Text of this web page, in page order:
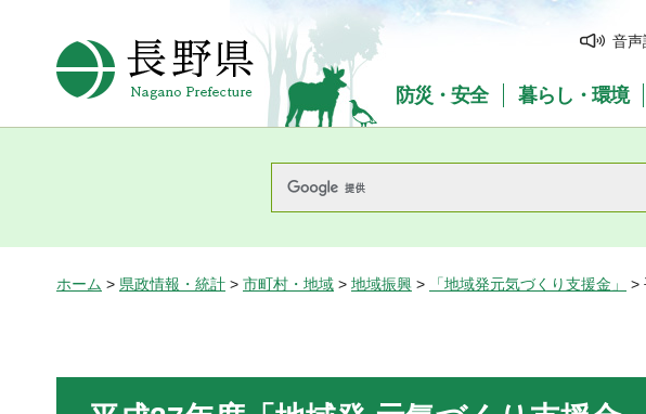
長野県Nagano Prefecture
音声
防災・安全 暮らし・環境
ホーム > 県政情報・統計 > 市町村・地域 > 地域振興 > 「地域発元気づくり支援金」 >